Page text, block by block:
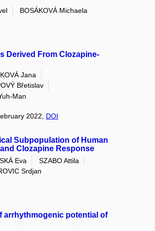
BOSÁKOVÁ Michaela
Derived From Clozapine-
Jana
Břetislav
Man
2022, DOI
Subpopulation of Human
Clozapine Response
Eva
SZABO Attila
Srdjan
arrhythmogenic potential of